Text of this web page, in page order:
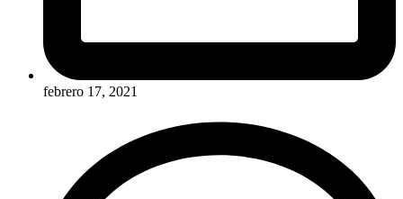
febrero 17, 2021